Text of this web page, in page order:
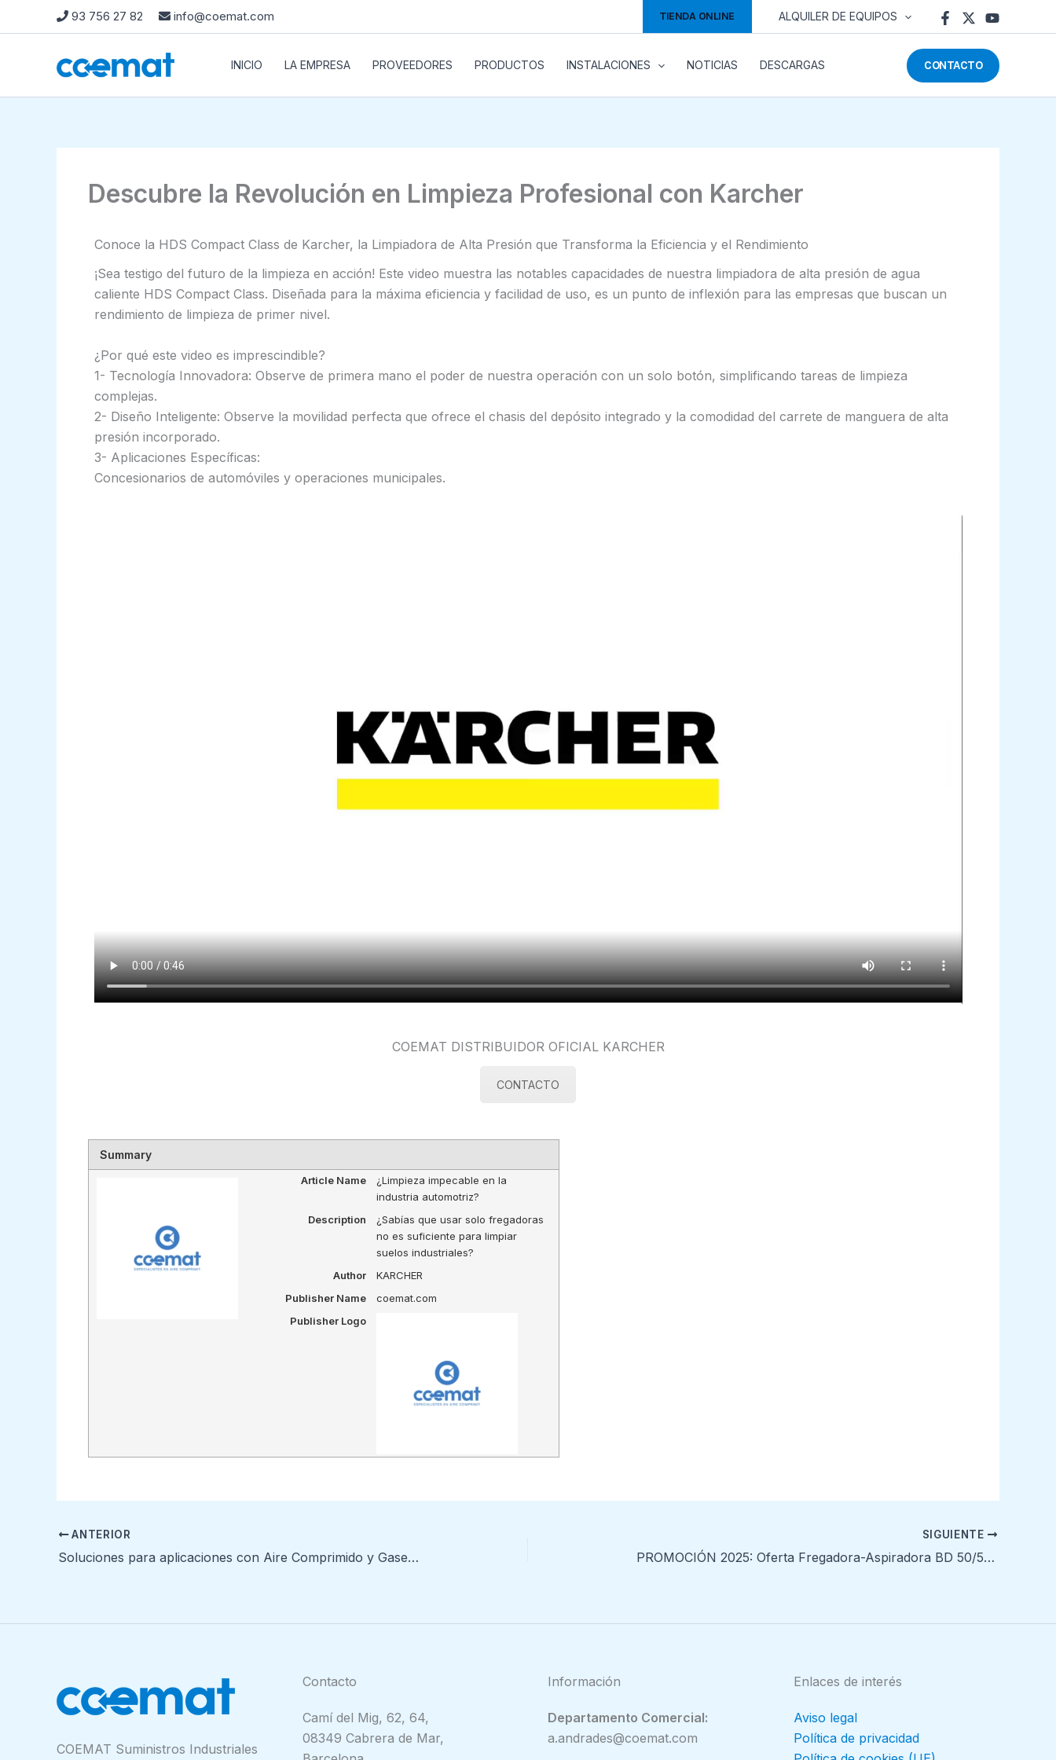
al
93 756 27 82 info@coemat.com TIENDA ONLINE ALQUILER DE EQUIPOS
INICIO LA EMPRESA PROVEEDORES PRODUCTOS INSTALACIONES NOTICIAS DESCARGAS CONTACTO
Descubre la Revolución en Limpieza Profesional con Karcher
Conoce la HDS Compact Class de Karcher, la Limpiadora de Alta Presión que Transforma la Eficiencia y el Rendimiento
¡Sea testigo del futuro de la limpieza en acción! Este video muestra las notables capacidades de nuestra limpiadora de alta presión de agua
caliente HDS Compact Class. Diseñada para la máxima eficiencia y facilidad de uso, es un punto de inflexión para las empresas que buscan un
rendimiento de limpieza de primer nivel.
¿Por qué este video es imprescindible?
1- Tecnología Innovadora: Observe de primera mano el poder de nuestra operación con un solo botón, simplificando tareas de limpieza
complejas.
2- Diseño Inteligente: Observe la movilidad perfecta que ofrece el chasis del depósito integrado y la comodidad del carrete de manguera de alta
presión incorporado.
3- Aplicaciones Específicas:
Concesionarios de automóviles y operaciones municipales.
COEMAT DISTRIBUIDOR OFICIAL KARCHER
CONTACTO
Summary
Article Name
¿Limpieza impecable en la
industria automotriz?
Description
¿Sabías que usar solo fregadoras
no es suficiente para limpiar
suelos industriales?
Author
KARCHER
Publisher Name
coemat.com
Publisher Logo
ANTERIOR
Soluciones para aplicaciones con Aire Comprimido y Gases Especiales
SIGUIENTE
PROMOCIÓN 2025: Oferta Fregadora-Aspiradora BD 50/50 C Classic Bp Karcher
COEMAT Suministros Industriales
Contacto
Camí del Mig, 62, 64,
08349 Cabrera de Mar,
Información
Departamento Comercial:
a.andrades@coemat.com
Enlaces de interés
Aviso legal
Política de privacidad